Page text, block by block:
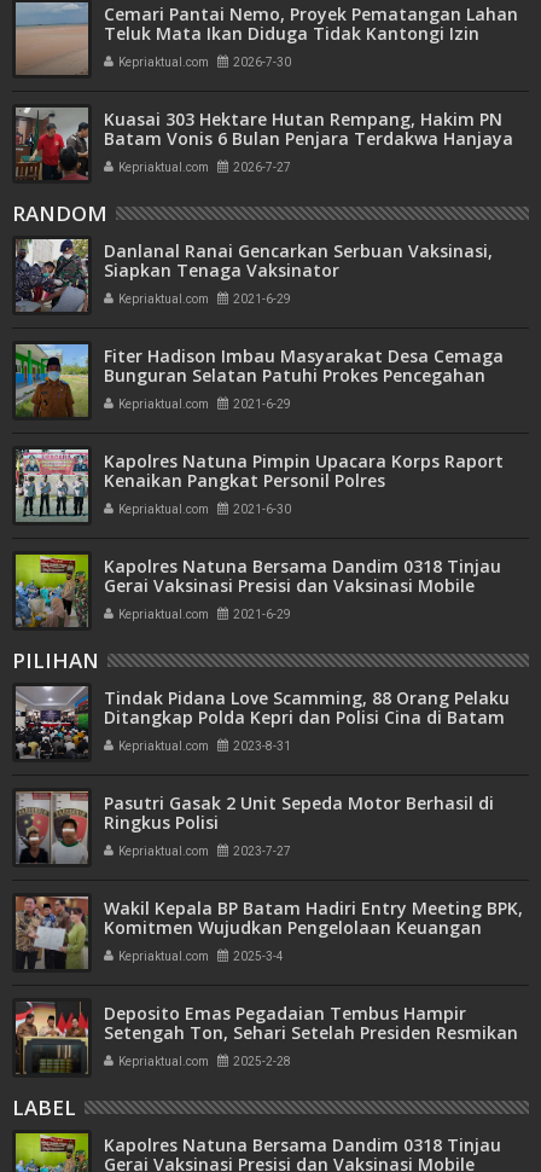
Cemari Pantai Nemo, Proyek Pematangan Lahan
Teluk Mata Ikan Diduga Tidak Kantongi Izin
Amdal
Kepriaktual.com 2026-7-30
Kuasai 303 Hektare Hutan Rempang, Hakim PN
Batam Vonis 6 Bulan Penjara Terdakwa Hanjaya
Kepriaktual.com 2026-7-27
RANDOM
Danlanal Ranai Gencarkan Serbuan Vaksinasi,
Siapkan Tenaga Vaksinator
Kepriaktual.com 2021-6-29
Fiter Hadison Imbau Masyarakat Desa Cemaga
Bunguran Selatan Patuhi Prokes Pencegahan
Covid-19
Kepriaktual.com 2021-6-29
Kapolres Natuna Pimpin Upacara Korps Raport
Kenaikan Pangkat Personil Polres
Kepriaktual.com 2021-6-30
Kapolres Natuna Bersama Dandim 0318 Tinjau
Gerai Vaksinasi Presisi dan Vaksinasi Mobile
Kepriaktual.com 2021-6-29
PILIHAN
Tindak Pidana Love Scamming, 88 Orang Pelaku
Ditangkap Polda Kepri dan Polisi Cina di Batam
Kepriaktual.com 2023-8-31
Pasutri Gasak 2 Unit Sepeda Motor Berhasil di
Ringkus Polisi
Kepriaktual.com 2023-7-27
Wakil Kepala BP Batam Hadiri Entry Meeting BPK,
Komitmen Wujudkan Pengelolaan Keuangan
Transparan dan Akuntabel
Kepriaktual.com 2025-3-4
Deposito Emas Pegadaian Tembus Hampir
Setengah Ton, Sehari Setelah Presiden Resmikan
Bank Emas
Kepriaktual.com 2025-2-28
LABEL
Kapolres Natuna Bersama Dandim 0318 Tinjau
Gerai Vaksinasi Presisi dan Vaksinasi Mobile